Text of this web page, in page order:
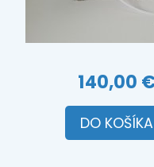
140,00
DO KOŠÍKA